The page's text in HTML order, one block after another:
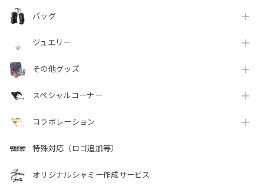
バッグ
ジュエリー
その他グッズ
スペシャルコーナー
コラボレーション
特殊対応（ロゴ追加等）
オリジナルシャミー作成サービス